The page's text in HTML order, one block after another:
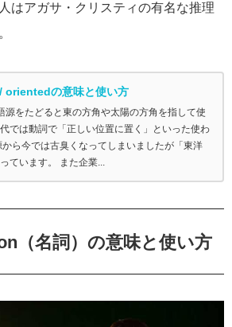
はアガサ・クリスティの有名な推理
の意味と使い方
源をたどると東の方角や太陽の方角を指して使
では動詞で「正しい位置に置く」といった使わ
ら今では古臭くなってしまいましたが「東洋
ています。 また企業...
（名詞）の意味と使い方